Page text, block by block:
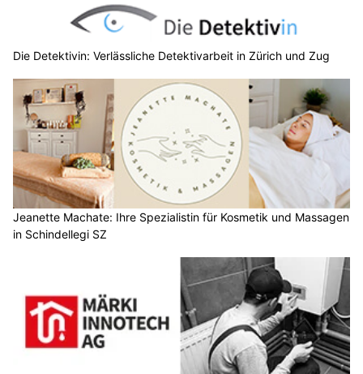
Die Detektivin: Verlässliche Detektivarbeit in Zürich und Zug
Jeanette Machate: Ihre Spezialistin für Kosmetik und Massagen
in Schindellegi SZ